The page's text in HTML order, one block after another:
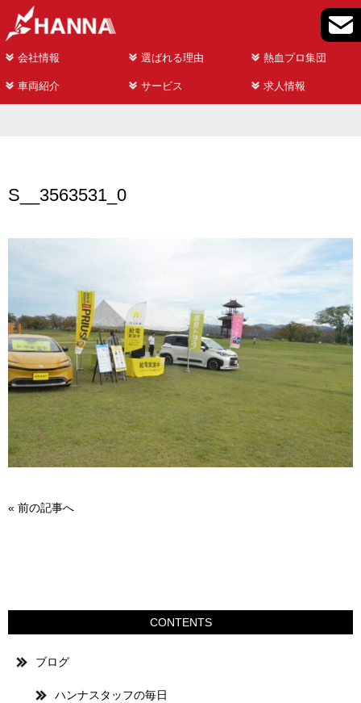
会社情報 選ばれる理由 熱血プロ集団
車両紹介 サービス 求人情報
S__3563531_0
« 前の記事へ
CONTENTS
ブログ
ハンナスタッフの毎日